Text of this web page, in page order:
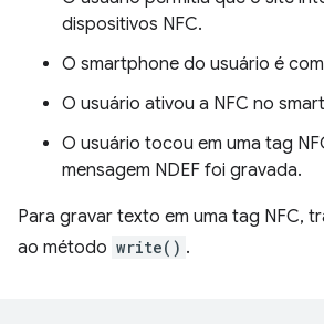
dispositivos NFC.
O smartphone do usuário é
O usuário ativou a NFC no
O usuário tocou em uma tag
mensagem NDEF foi gravada.
Para gravar texto em uma tag NFC,
ao método write() .